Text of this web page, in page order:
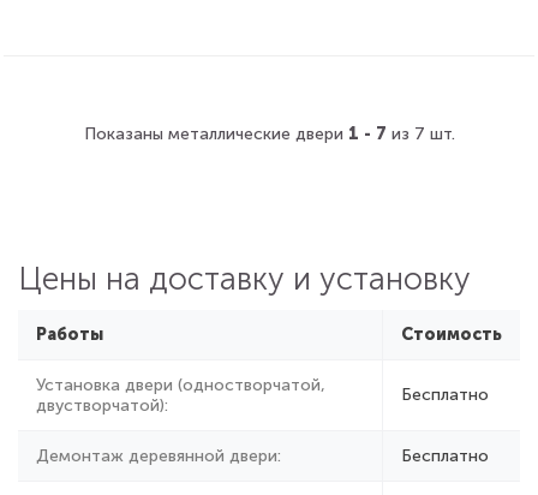
Показаны металлические двери 1 - 7 из 7 шт.
Цены на доставку и установку
Работы Стоимость
Установка двери (одностворчатой,
двустворчатой):
Бесплатно
Демонтаж деревянной двери: Бесплатно